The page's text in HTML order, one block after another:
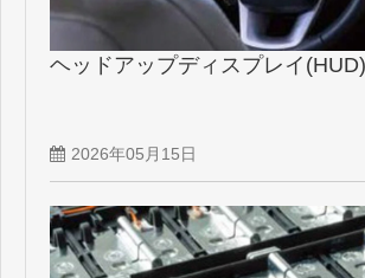
ヘッドアップディスプレイ
2026年05月15日